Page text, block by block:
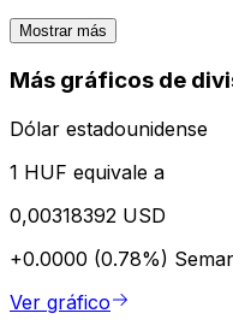
Mostrar más
Más gráficos de
Dólar estadounidense
1 HUF equivale a
0,00318392 USD
+0.0000 (0.78%)
Ver gráfico